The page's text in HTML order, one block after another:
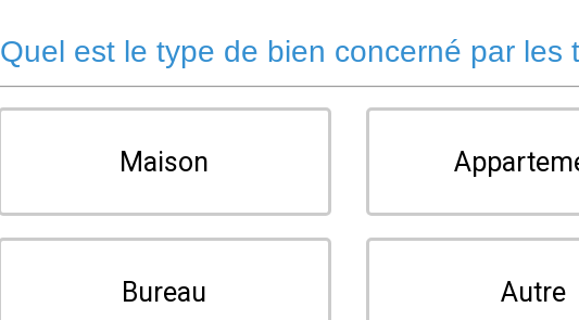
Quel est le type de bien concerné par les
Maison
Bureau Autre